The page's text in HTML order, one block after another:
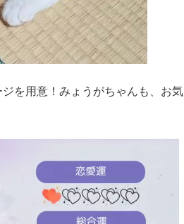
を用意！みょうがちゃんも、お気